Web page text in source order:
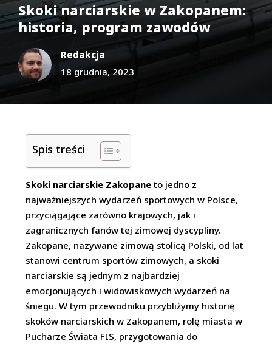
Skoki narciarskie w Zakopanem:
historia, program zawodów
Redakcja
18 grudnia, 2023
Spis treści
Skoki narciarskie Zakopane to jedno z
najważniejszych wydarzeń sportowych w Polsce,
przyciągające zarówno krajowych, jak i
zagranicznych fanów tej zimowej dyscypliny.
Zakopane, nazywane zimową stolicą Polski, od lat
stanowi centrum sportów zimowych, a skoki
narciarskie są jednym z najbardziej
emocjonujących i widowiskowych wydarzeń na
śniegu. W tym przewodniku przybliżymy historię
skoków narciarskich w Zakopanem, rolę miasta w
Pucharze Świata FIS, przygotowania do